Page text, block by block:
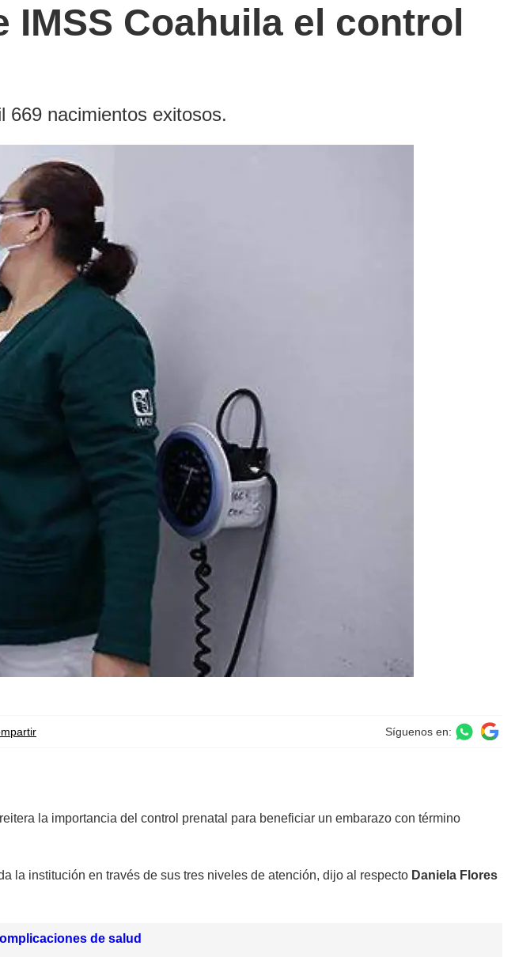
Coahuila el control
669 nacimientos exitosos.
Síguenos en:
la importancia del control prenatal para beneficiar un embarazo con término
la institución en través de sus tres niveles de atención, dijo al respecto Daniela Flores
de salud